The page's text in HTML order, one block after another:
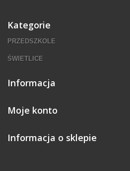
Kategorie
PRZEDSZKOLE
ŚWIETLICE
Informacja
Moje konto
Informacja o sklepie